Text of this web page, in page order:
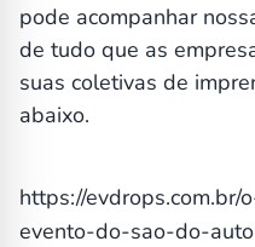
pode acompanhar
de tudo que as
suas coletivas de
abaixo.
https://
evento-do-sao-do-